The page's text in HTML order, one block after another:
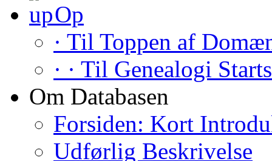
Op
· Til Toppen af
· · Til Genealogi
Om Databasen
Forsiden: Kort
Udførlig Beskrivelse